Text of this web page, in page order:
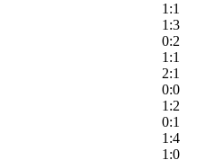
1:1
1:3
0:2
1:1
2:1
0:0
1:2
0:1
1:4
1:0